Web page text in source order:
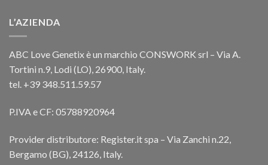
L’AZIENDA
ABC Love Genetix è un marchio CONSWORK srl – Via A.
Tortini n.9, Lodi (LO), 26900, Italy.
tel. +39 348.511.59.57
P.IVA e CF: 05788920964
Provider distributore: Register.it spa – Via Zanchi n.22,
Bergamo (BG), 24126, Italy.